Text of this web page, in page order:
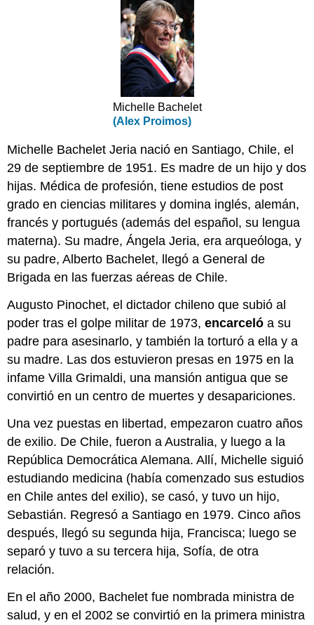
Michelle Bachelet
(Alex Proimos)
Michelle Bachelet Jeria nació en Santiago, Chile, el
29 de septiembre de 1951. Es madre de un hijo y dos
hijas. Médica de profesión, tiene estudios de post
grado en ciencias militares y domina inglés, alemán,
francés y portugués (además del español, su lengua
materna). Su madre, Ángela Jeria, era arqueóloga, y
su padre, Alberto Bachelet, llegó a General de
Brigada en las fuerzas aéreas de Chile.
Augusto Pinochet, el dictador chileno que subió al
poder tras el golpe militar de 1973,encarceló a su
padre para asesinarlo, y también la torturó a ella y a
su madre. Las dos estuvieron presas en 1975 en la
infame Villa Grimaldi, una mansión antigua que se
convirtió en un centro de muertes y desapariciones.
Una vez puestas en libertad, empezaron cuatro años
de exilio. De Chile, fueron a Australia, y luego a la
República Democrática Alemana. Allí, Michelle siguió
estudiando medicina (había comenzado sus estudios
en Chile antes del exilio), se casó, y tuvo un hijo,
Sebastián. Regresó a Santiago en 1979. Cinco años
después, llegó su segunda hija, Francisca; luego se
separó y tuvo a su tercera hija, Sofía, de otra
relación.
En el año 2000, Bachelet fue nombrada ministra de
salud, y en el 2002 se convirtió en la primera ministra